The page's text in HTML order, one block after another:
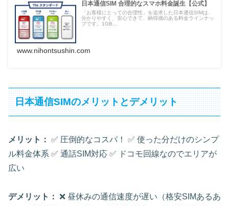
日本通信SIM 合理的なスマホ料金誕生【公式】
「お客様にとっての合理性」を追求した日本通信SIMは、
分かりやすく、安心できて、納得感のある料金ラインナッ
プです。1GB...
www.nihontsushin.com
日本通信SIMのメリットとデメリット
メリット： ✅ 圧倒的なコスパ！ ✅ 使った分だけのシンプ
ル料金体系 ✅ 通話SIM対応 ✅ ドコモ回線なのでエリアが
広い
デメリット： ❌ 昼休みの通信速度が遅い（格安SIMあるあ